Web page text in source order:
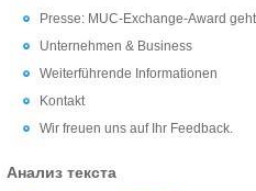
Presse: MUC-Exchange-Award
Unternehmen & Business
Weiterführende Informationen
Kontakt
Wir freuen uns auf Ihr Feedback.
Анализ текста